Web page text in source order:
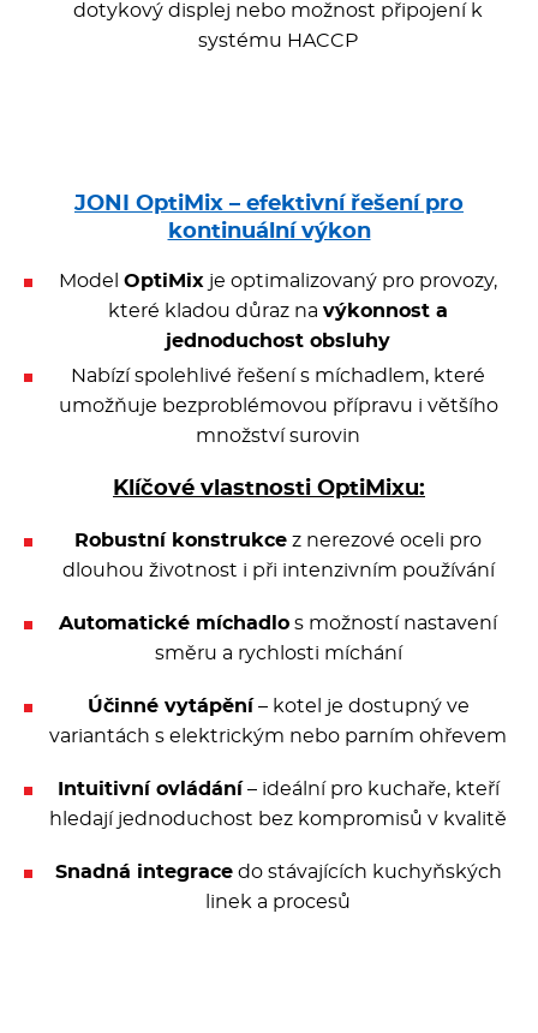
dotykový displej nebo možnost připojení k
systému HACCP
JONI OptiMix – efektivní řešení pro
kontinuální výkon
Model OptiMix je optimalizovaný pro provozy,
které kladou důraz na výkonnost a
jednoduchost obsluhy
Nabízí spolehlivé řešení s míchadlem, které
umožňuje bezproblémovou přípravu i většího
množství surovin
Klíčové vlastnosti OptiMixu:
Robustní konstrukce z nerezové oceli pro
dlouhou životnost i při intenzivním používání
Automatické míchadlo s možností nastavení
směru a rychlosti míchání
Účinné vytápění– kotel je dostupný ve
variantách s elektrickým nebo parním ohřevem
Intuitivní ovládání– ideální pro kuchaře, kteří
hledají jednoduchost bez kompromisů v kvalitě
Snadná integracedo stávajících kuchyňských
linek a procesů